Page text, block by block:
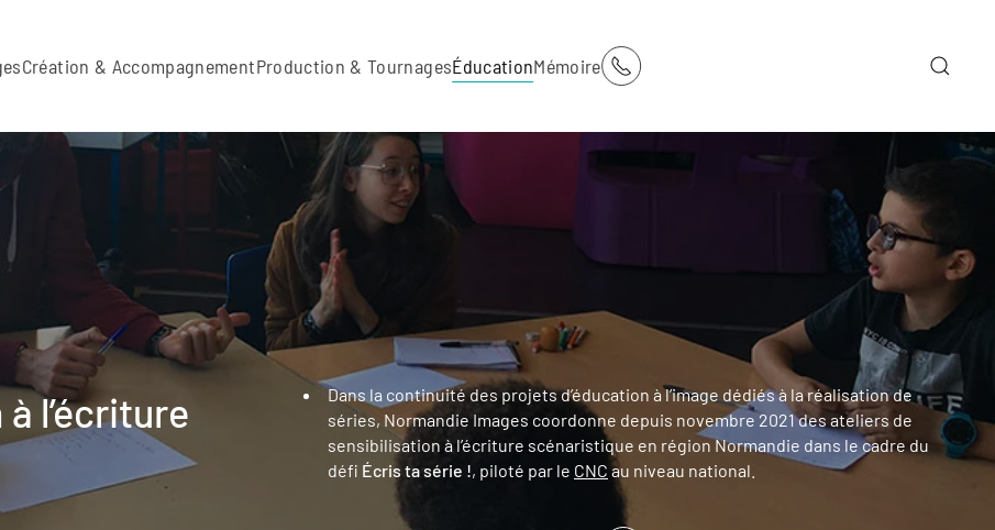
Création & AccompagnementProduction & TournagesÉducationMémoire
l’écriture
Dans la continuité des projets d’éducation à l’image dédiés à la réalisation de
séries, Normandie Images coordonne depuis novembre 2021 des ateliers de
sensibilisation à l’écriture scénaristique en région Normandie dans le cadre du
défi Écris ta série !, piloté par le CNC au niveau national.